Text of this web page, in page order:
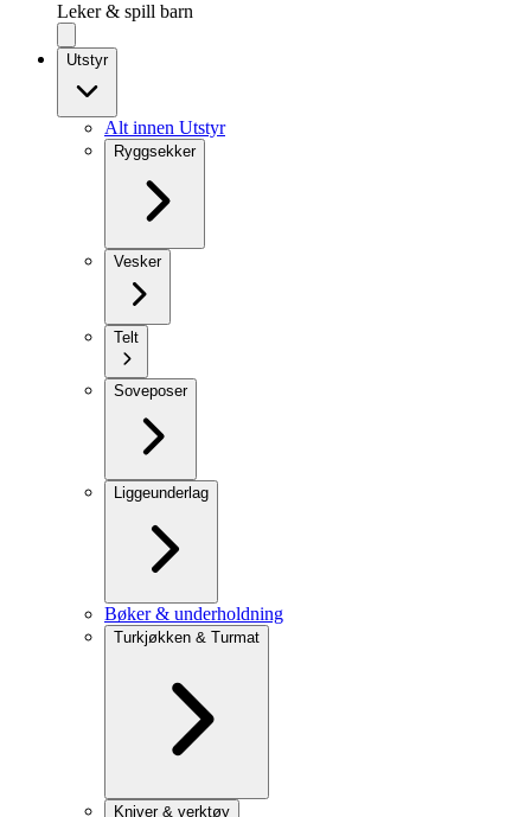
Leker & spill barn
Utstyr
Alt innen Utstyr
Ryggsekker
Vesker
Telt
Soveposer
Liggeunderlag
Bøker & underholdning
Turkjøkken & Turmat
Kniver & verktøy